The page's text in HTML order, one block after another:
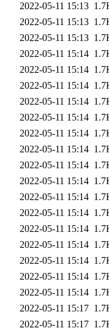
2022-05-11 15:13
2022-05-11 15:13
2022-05-11 15:13
2022-05-11 15:14
2022-05-11 15:14
2022-05-11 15:14
2022-05-11 15:14
2022-05-11 15:14
2022-05-11 15:14
2022-05-11 15:14
2022-05-11 15:14
2022-05-11 15:14
2022-05-11 15:14
2022-05-11 15:14
2022-05-11 15:14
2022-05-11 15:14
2022-05-11 15:14
2022-05-11 15:14
2022-05-11 15:14
2022-05-11 15:17
2022-05-11 15:17